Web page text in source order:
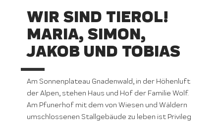
WIR SIND TIEROL!
MARIA, SIMON,
JAKOB UND TOBIAS
Am Sonnenplateau Gnadenwald, in der Höhenluft
der Alpen, stehen Haus und Hof der Familie Wolf.
Am Pfunerhof mit dem von Wiesen und Wäldern
umschlossenen Stallgebäude zu leben ist Privileg